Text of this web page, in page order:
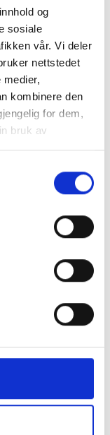
og
sosiale
vår. Vi deler
nettstedet
medier,
kombinere den
for dem,
bruk av
Pinot
i dalen er vinden
med andre ord
Sauvignon,